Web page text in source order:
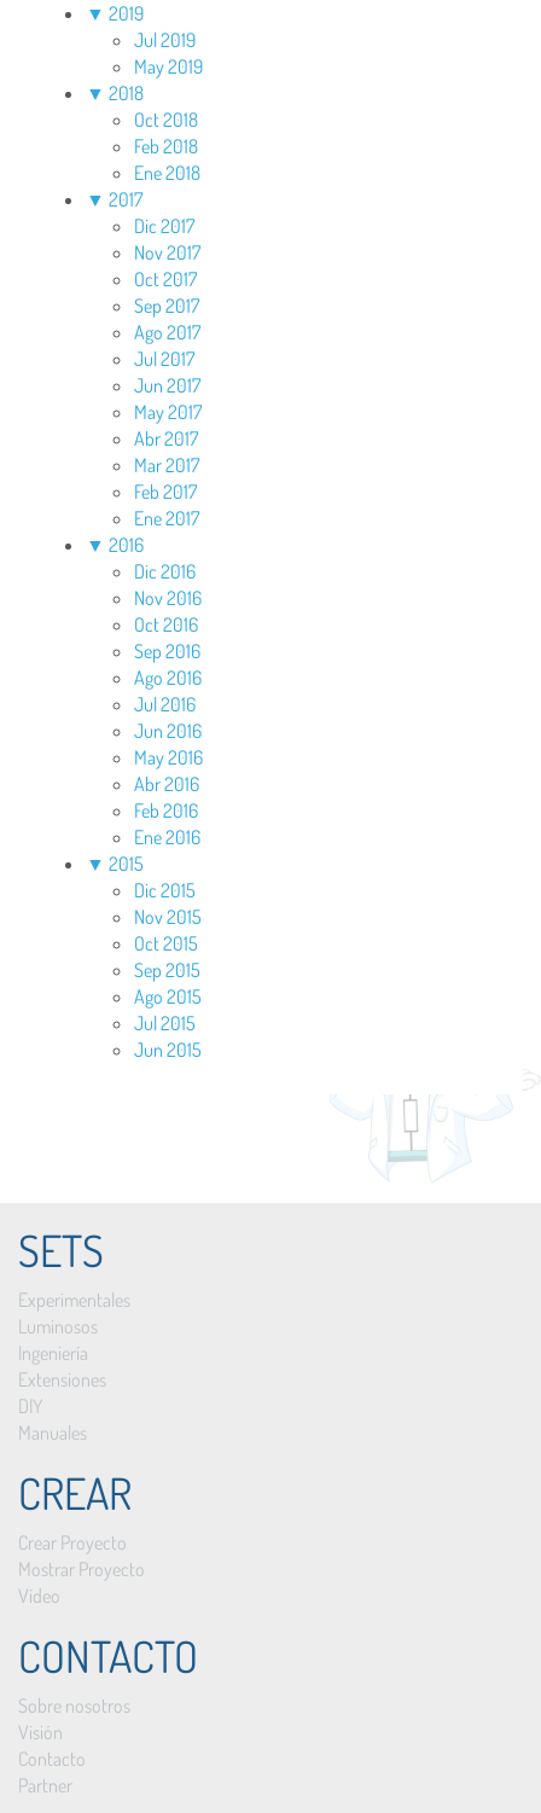
▼ 2019
Jul 2019
May 2019
▼ 2018
Oct 2018
Feb 2018
Ene 2018
▼ 2017
Dic 2017
Nov 2017
Oct 2017
Sep 2017
Ago 2017
Jul 2017
Jun 2017
May 2017
Abr 2017
Mar 2017
Feb 2017
Ene 2017
▼ 2016
Dic 2016
Nov 2016
Oct 2016
Sep 2016
Ago 2016
Jul 2016
Jun 2016
May 2016
Abr 2016
Feb 2016
Ene 2016
▼ 2015
Dic 2015
Nov 2015
Oct 2015
Sep 2015
Ago 2015
Jul 2015
Jun 2015
SETS
Experimentales
Luminosos
Ingeniería
Extensiones
DIY
Manuales
CREAR
Crear Proyecto
Mostrar Proyecto
Vídeo
CONTACTO
Sobre nosotros
Visión
Contacto
Partner